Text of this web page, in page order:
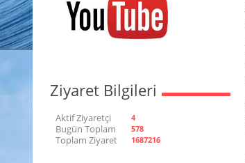
Ziyaret Bilgileri
Aktif Ziyaretçi 4
Bugün Toplam 578
Toplam Ziyaret 1687216